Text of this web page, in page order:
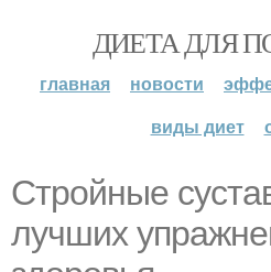
ДИЕТА ДЛЯ
главная новости
виды диет
Стройные
лучших